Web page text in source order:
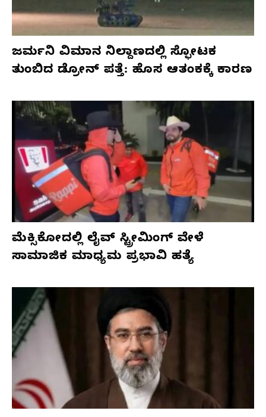
ಜರ್ಮನಿ ವಿಮಾನ ನಿಲ್ದಾಣದಲ್ಲಿ ಸ್ಫೋಟಕ
ತುಂಬಿದ ಡ್ರೋನ್ ಪತ್ತೆ: ಹೊಸ ಆತಂಕಕ್ಕೆ ಕಾರಣ
ಮೆಕ್ಸಿಕೋದಲ್ಲಿ ಲೈವ್ ಸ್ಟ್ರೀಮಿಂಗ್ ವೇಳೆ
ಸಾಮಾಜಿಕ ಮಾಧ್ಯಮ ಪ್ರಭಾವಿ ಹತ್ಯೆ